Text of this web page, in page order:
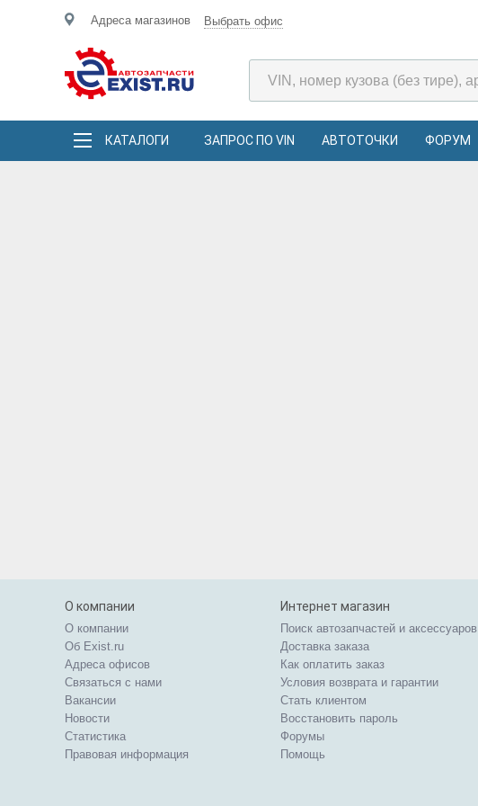
Адреса магазинов Выбрать офис
КАТАЛОГИ ЗАПРОС ПО VIN АВТОТОЧКИ ФОРУМ
О компании
О компании
Об Exist.ru
Адреса офисов
Связаться с нами
Вакансии
Новости
Статистика
Правовая информация
Интернет магазин
Поиск автозапчастей и аксессуаров
Доставка заказа
Как оплатить заказ
Условия возврата и гарантии
Стать клиентом
Восстановить пароль
Форумы
Помощь